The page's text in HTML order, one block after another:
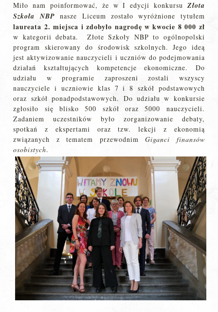
Miło nam poinformować, że w I edycji konkursu Złota
Szkoła NBP nasze Liceum zostało wyróżnione tytułem
laureata 2. miejsca i zdobyło nagrodę w kwocie 8 000 zł
w kategorii debata. Złote Szkoły NBP to ogólnopolski
program skierowany do środowisk szkolnych. Jego ideą
jest aktywizowanie nauczycieli i uczniów do podejmowania
działań kształtujących kompetencje ekonomiczne. Do
udziału w programie zaproszeni zostali wszyscy
nauczyciele i uczniowie klas 7 i 8 szkół podstawowych
oraz szkół ponadpodstawowych. Do udziału w konkursie
zgłosiło się blisko 500 szkół oraz 5000 nauczycieli.
Zadaniem uczestników było zorganizowanie debaty,
spotkań z ekspertami oraz tzw. lekcji z ekonomią
związanych z tematem przewodnimGiganci finansów
osobistych.